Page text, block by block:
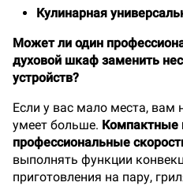
Кулинарная
Может ли один
духовой шкаф заменить
устройств?
Если у вас мало места,
умеет больше. Компактные
профессиональные
выполнять функции
приготовления на пару,